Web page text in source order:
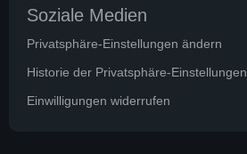
Soziale Medien
Privatsphäre-Einstellungen ändern
Historie der Privatsphäre-Einstellungen
Einwilligungen widerrufen